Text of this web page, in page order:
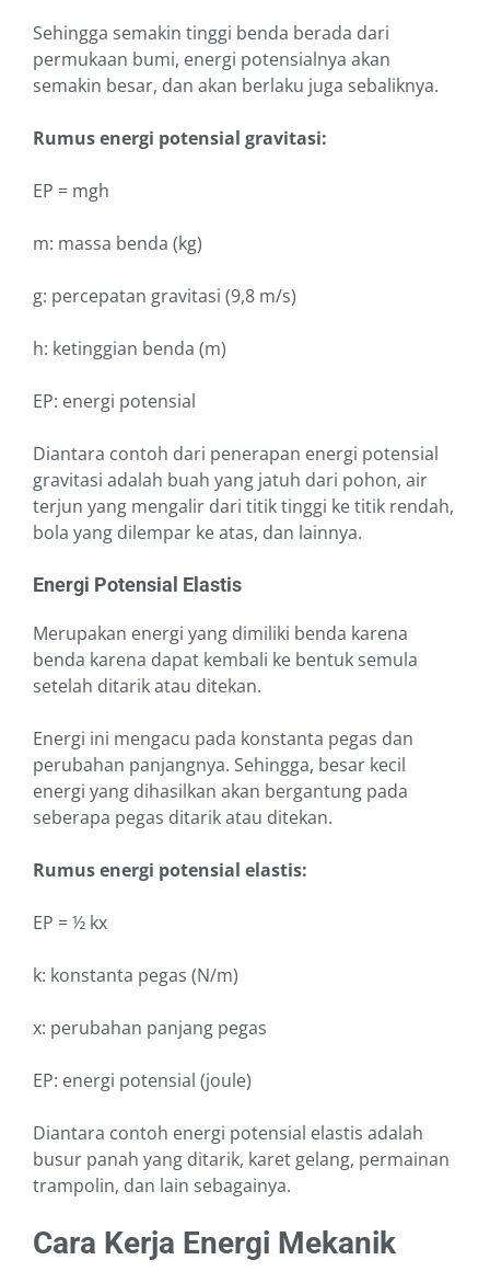
Sehingga semakin tinggi benda berada dari
permukaan bumi, energi potensialnya akan
semakin besar, dan akan berlaku juga sebaliknya.
Rumus energi potensial gravitasi:
EP = mgh
m: massa benda (kg)
g: percepatan gravitasi (9,8 m/s)
h: ketinggian benda (m)
EP: energi potensial
Diantara contoh dari penerapan energi potensial
gravitasi adalah buah yang jatuh dari pohon, air
terjun yang mengalir dari titik tinggi ke titik rendah,
bola yang dilempar ke atas, dan lainnya.
Energi Potensial Elastis
Merupakan energi yang dimiliki benda karena
benda karena dapat kembali ke bentuk semula
setelah ditarik atau ditekan.
Energi ini mengacu pada konstanta pegas dan
perubahan panjangnya. Sehingga, besar kecil
energi yang dihasilkan akan bergantung pada
seberapa pegas ditarik atau ditekan.
Rumus energi potensial elastis:
EP = ½ kx
k: konstanta pegas (N/m)
x: perubahan panjang pegas
EP: energi potensial (joule)
Diantara contoh energi potensial elastis adalah
busur panah yang ditarik, karet gelang, permainan
trampolin, dan lain sebagainya.
Cara Kerja Energi Mekanik